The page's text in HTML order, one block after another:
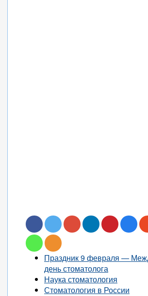
Праздник 9 февраля —
день стоматолога
Наука стоматология
Стоматология в России